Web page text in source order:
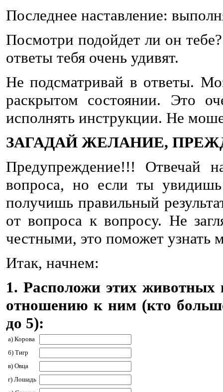
Последнее наставление:
Посмотри подойдет ли он
ответы тебя очень удивят.
Не подсматривай в ответы.
раскрытом состоянии. Это
исполнять инструкции. Не
ЗАГАДАЙ ЖЕЛАНИЕ,
Предупреждение!!! Отвечай
вопроса, но если ты
получишь правильный
от вопроса к вопросу. Не
честными, это поможет узнать
Итак, начнем:
1. Расположи этих животных
отношению к ним (кто
до 5):
а) Корова
б) Тигр
в) Овца
г) Лошадь